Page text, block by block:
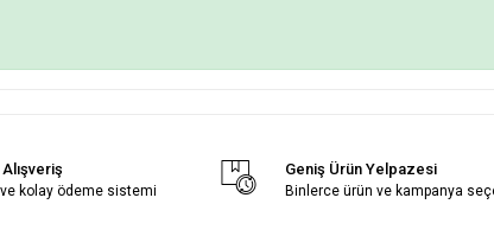
kolay ödeme sistemi
Geniş Ürün Yelpazesi
Binlerce ürün ve kampanya